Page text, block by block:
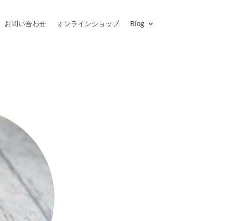
お問い合わせ オンラインショップ Blog